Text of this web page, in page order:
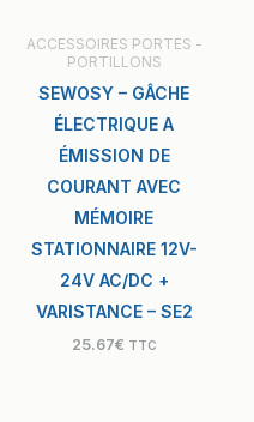
ACCESSOIRES PORTES -
PORTILLONS
SEWOSY – GÂCHE
ÉLECTRIQUE A
ÉMISSION DE
COURANT AVEC
MÉMOIRE
STATIONNAIRE 12V-
24V AC/DC +
VARISTANCE – SE2
25.67€ TTC